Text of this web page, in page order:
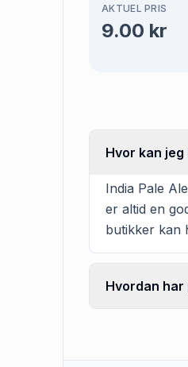
AKTUEL PRIS
9.00 kr
Hvor kan jeg
India Pale
er altid en
butikker kan
Hvordan har